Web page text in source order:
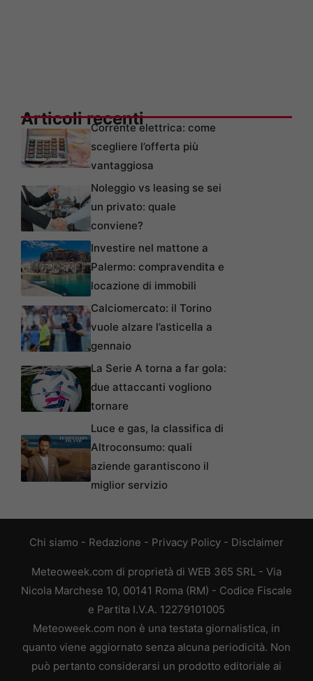
Articoli recentiCorrente elettrica: come
scegliere l’offerta più
vantaggiosa
Noleggio vs leasing se sei
un privato: quale
conviene?
Investire nel mattone a
Palermo: compravendita e
locazione di immobili
Calciomercato: il Torino
vuole alzare l’asticella a
gennaio
La Serie A torna a far gola:
due attaccanti vogliono
tornare
Luce e gas, la classifica di
Altroconsumo: quali
aziende garantiscono il
miglior servizio
Chi siamo - Redazione - Privacy Policy - Disclaimer
Meteoweek.com di proprietà di WEB 365 SRL - Via
Nicola Marchese 10, 00141 Roma (RM) - Codice Fiscale
e Partita I.V.A. 12279101005
Meteoweek.com non è una testata giornalistica, in
quanto viene aggiornato senza alcuna periodicità. Non
può pertanto considerarsi un prodotto editoriale ai